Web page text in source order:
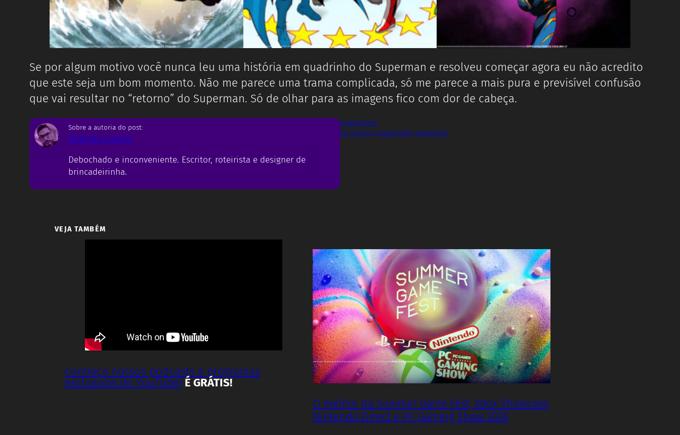
Se por algum motivo você nunca leu uma história em quadrinho do Superman e resolveu começar agora eu não acredito
que este seja um bom momento. Não me parece uma trama complicada, só me parece a mais pura e previsível confusão
que vai resultar no “retorno” do Superman. Só de olhar para as imagens fico com dor de cabeça.
Sobre a autoria do post:
Rodrigo Castro
Debochado e inconveniente. Escritor, roteirista e designer de
brincadeirinha.
Quadrinhos
DC Comics Quadrinhos Superman
VEJA TAMBÉM
Conheça nossos podcasts e programas
exclusivos do YouTube! É GRÁTIS!
O melhor da Summer Game Fest, Xbox Showcase,
Nintendo Direct e PC Gaming Show 2026